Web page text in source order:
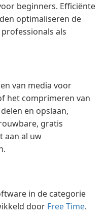
beginners. Efficiënte
optimaliseren de
als
van media voor
het comprimeren van
en opslaan,
gratis
aan al uw
in de categorie
door Free Time.